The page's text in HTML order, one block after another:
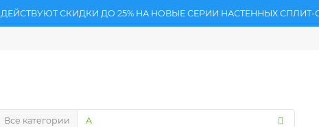
ДЕЙСТВУЮТ СКИДКИ ДО 25% НА НОВЫЕ СЕРИИ НАСТЕННЫХ СПЛИТ-
Все категории